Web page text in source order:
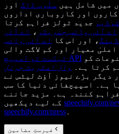
میں شامل ہیں سنُوپ ڈاگ اور
کاروں اور کاروباری اداروں
جدید ٹولز فراہم کرتا
اے آئی وائس جنریٹر ،
اے آئی
، اور اس کا
اے آئی وائس
معیار اور کم لاگت والی
ٹیکسٹ ٹو اسپیچ API
کرتا ہے۔
وال اسٹریٹ جرنل
دیگر بڑے نیوز آؤٹ لیٹس نے
ہے۔ اسپیچفائی دنیا کا سب
کنندہ ہے۔ مزید جاننے
speechify.com/
speechify.com/press
فہرستِ مضامین